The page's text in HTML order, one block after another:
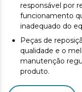
responsável por
funcionamento
inadequado do
Peças de
qualidade e o
manutenção
produto.